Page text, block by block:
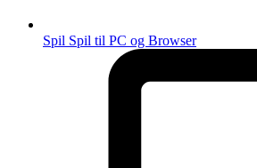
Spil Spil til PC og Browser